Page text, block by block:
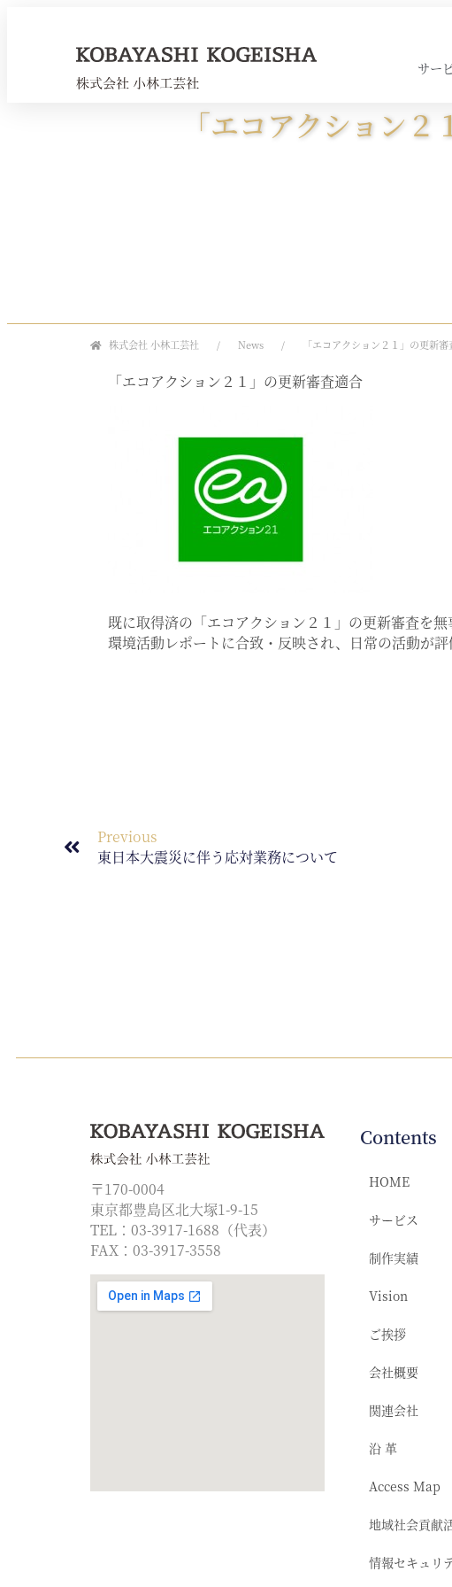
サー
「エコアクション
株式会社 小林工芸社 News 「エコアクション２１」の更新
「エコアクション２１」の更新審査適合
既に取得済の「エコアクション２１」の更新審査を
環境活動レポートに合致・反映され、日常の活動が評
Previous
東日本大震災に伴う応対業務について
〒170-0004
東京都豊島区北大塚1-9-15
TEL：03-3917-1688（代表）
FAX：03-3917-3558
Contents
HOME
サービス
制作実績
Vision
ご挨拶
会社概要
関連会社
沿 革
Access Map
地域社会貢献
情報セキュリ